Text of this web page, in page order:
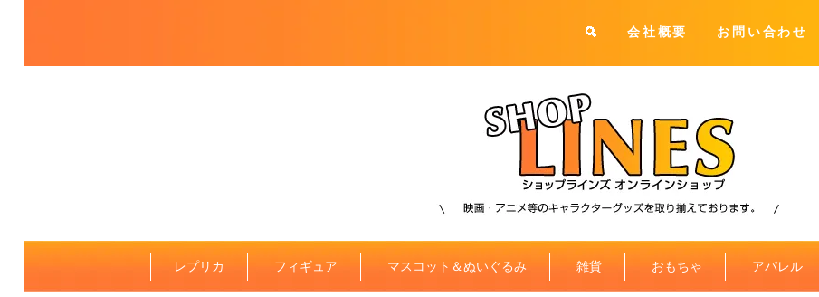
会社概要 お問い合わせ
レプリカ フィギュア マスコット＆ぬいぐるみ 雑貨 おもちゃ アパレル